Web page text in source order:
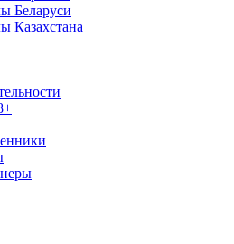
Беларуси
Казахстана